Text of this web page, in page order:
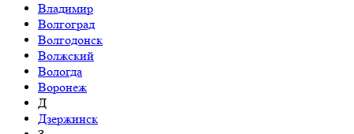
Владимир
Волгоград
Волгодонск
Волжский
Вологда
Воронеж
Д
Дзержинск